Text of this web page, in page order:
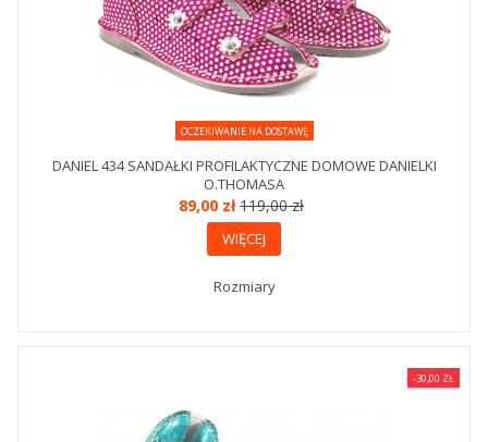
OCZEKIWANIE NA DOSTAWĘ
DANIEL 434 SANDAŁKI PROFILAKTYCZNE DOMOWE DANIELKI
O.THOMASA
89,00 zł119,00 zł
WIĘCEJ
Rozmiary
-30,00 ZŁ